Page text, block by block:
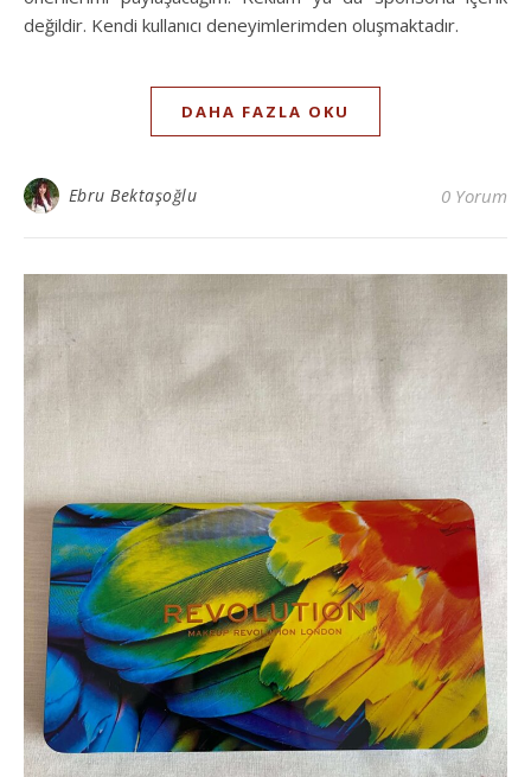
değildir. Kendi kullanıcı deneyimlerimden oluşmaktadır.
DAHA FAZLA OKU
Ebru Bektaşoğlu 0 Yorum